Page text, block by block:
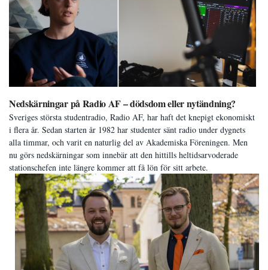
Nedskärningar på Radio AF – dödsdom eller nytändning?
Sveriges största studentradio, Radio AF, har haft det knepigt ekonomiskt
i flera år. Sedan starten år 1982 har studenter sänt radio under dygnets
alla timmar, och varit en naturlig del av Akademiska Föreningen. Men
nu görs nedskärningar som innebär att den hittills heltidsarvoderade
stationschefen inte längre kommer att få lön för sitt arbete.